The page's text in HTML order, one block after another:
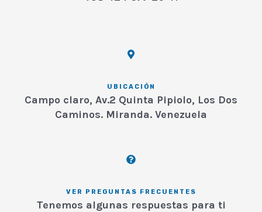
UBICACIÓN
Campo claro, Av.2 Quinta Pipiolo, Los Dos
Caminos. Miranda. Venezuela
VER PREGUNTAS FRECUENTES
Tenemos algunas respuestas para ti